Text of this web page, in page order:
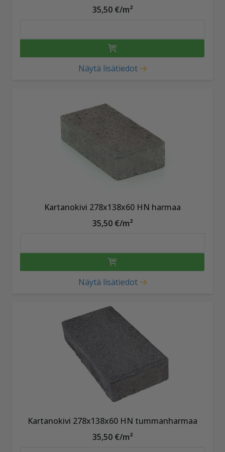
35,50 €/m²
Näytä lisätiedot
Kartanokivi 278x138x60 HN harmaa
35,50 €/m²
Näytä lisätiedot
Kartanokivi 278x138x60 HN tummanharmaa
35,50 €/m²